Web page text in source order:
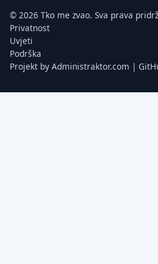
© 2026 Tko me zvao. Sva prava
Privatnost
Uvjeti
Podrška
Projekt by Administraktor.com |